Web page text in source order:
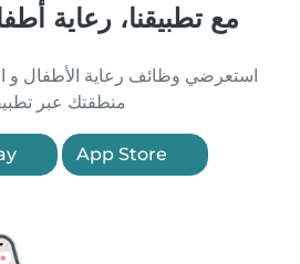
مع تطبيقنا، رعاية
استعرضي وظائف رعاية الأطفال و
منطقتك عبر